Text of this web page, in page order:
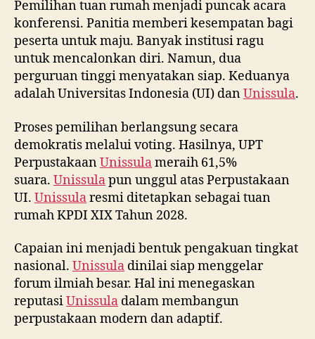
Pemilihan tuan rumah menjadi puncak acara
konferensi. Panitia memberi kesempatan bagi
peserta untuk maju. Banyak institusi ragu
untuk mencalonkan diri. Namun, dua
perguruan tinggi menyatakan siap. Keduanya
adalah Universitas Indonesia (UI) danUnissula.
Proses pemilihan berlangsung secara
demokratis melalui voting. Hasilnya, UPT
PerpustakaanUnissulameraih 61,5%
suara. Unissulapun unggul atas Perpustakaan
UI. Unissularesmi ditetapkan sebagai tuan
rumah KPDI XIX Tahun 2028.
Capaian ini menjadi bentuk pengakuan tingkat
nasional. Unissula dinilai siap menggelar
forum ilmiah besar. Hal ini menegaskan
reputasiUnissula dalam membangun
perpustakaan modern dan adaptif.